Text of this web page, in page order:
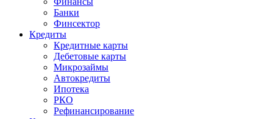
Банки
Финсектор
Кредиты
Кредитные карты
Дебетовые карты
Микрозаймы
Автокредиты
Ипотека
РКО
Рефинансирование